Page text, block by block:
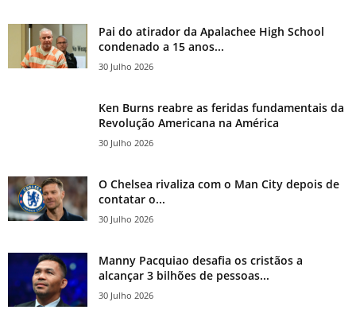
Pai do atirador da Apalachee High School
condenado a 15 anos...
30 Julho 2026
Ken Burns reabre as feridas fundamentais da
Revolução Americana na América
30 Julho 2026
O Chelsea rivaliza com o Man City depois de
contatar o...
30 Julho 2026
Manny Pacquiao desafia os cristãos a
alcançar 3 bilhões de pessoas...
30 Julho 2026